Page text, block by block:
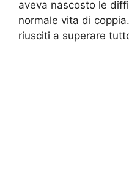
aveva nascosto le
normale vita di
riusciti a superare